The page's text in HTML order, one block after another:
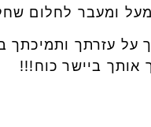
מעל ומעבר לחלום
על עזרתך ותמיכתך
אותך ביישר כוח!!!